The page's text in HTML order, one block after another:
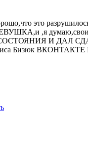
это
,я
И ДАЛ СДАЧИ И
Бизюк ВКОНТАКТЕ